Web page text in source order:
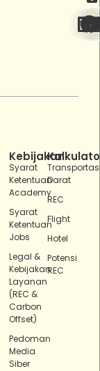
Kebijakan
Syarat
Ketentuan
Academy
Syarat
Ketentuan
Jobs
Legal &
Kebijakan
Layanan
(REC &
Carbon
Offset)
Pedoman
Media
Siber
Darat
REC
Flight
Hotel
Potensi
REC